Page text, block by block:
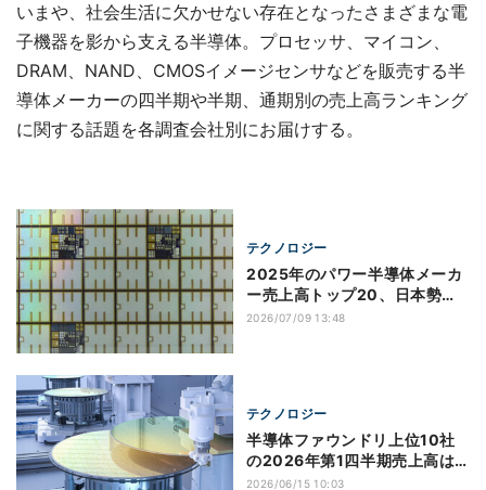
いまや、社会生活に欠かせない存在となったさまざまな電
子機器を影から支える半導体。プロセッサ、マイコン、
DRAM、NAND、CMOSイメージセンサなどを販売する半
導体メーカーの四半期や半期、通期別の売上高ランキング
に関する話題を各調査会社別にお届けする。
テクノロジー
2025年のパワー半導体メーカ
ー売上高トップ20、日本勢は5
社ランクイン Yole調べ
2026/07/09 13:48
テクノロジー
半導体ファウンドリ上位10社
の2026年第1四半期売上高は
3.7％増の約480億ドル、
2026/06/15 10:03